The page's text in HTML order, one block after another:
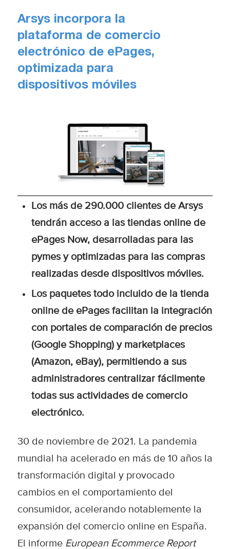
Arsys incorpora la
plataforma de comercio
electrónico de ePages,
optimizada para
dispositivos móviles
Los más de 290.000 clientes de Arsys
tendrán acceso a las tiendas online de
ePages Now, desarrolladas para las
pymes y optimizadas para las compras
realizadas desde dispositivos móviles.
Los paquetes todo incluido de la tienda
online de ePages facilitan la integración
con portales de comparación de precios
(Google Shopping) y marketplaces
(Amazon, eBay), permitiendo a sus
administradores centralizar fácilmente
todas sus actividades de comercio
electrónico.
30 de noviembre de 2021. La pandemia
mundial ha acelerado en más de 10 años la
transformación digital y provocado
cambios en el comportamiento del
consumidor, acelerando notablemente la
expansión del comercio online en España.
El informe European Ecommerce Report